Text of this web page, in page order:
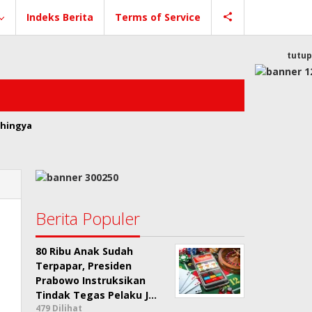
Indeks Berita Terms of Service
tutup
Berita Populer
80 Ribu Anak Sudah
Terpapar, Presiden
Prabowo Instruksikan
Tindak Tegas Pelaku J…
479 Dilihat